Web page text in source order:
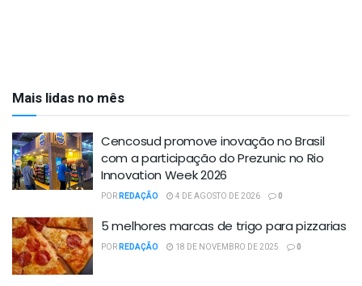
Mais lidas no mês
Cencosud promove inovação no Brasil
com a participação do Prezunic no Rio
Innovation Week 2026
PORREDAÇÃO 4 DE AGOSTO DE 2026 0
5 melhores marcas de trigo para pizzarias
PORREDAÇÃO 18 DE NOVEMBRO DE 2025 0